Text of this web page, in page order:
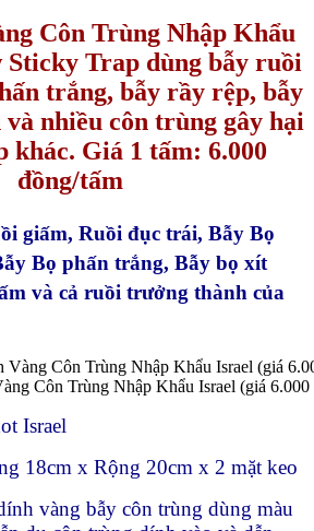
Côn Trùng Nhập Khẩu
Sticky Trap dùng bẫy ruồi
trắng, bẫy rầy rệp, bẫy
và nhiều côn trùng gây hại
khác. Giá 1 tấm: 6.000
đồng/tấm
giấm, Ruồi đục trái, Bẫy Bọ
Bọ phấn trắng, Bẫy bọ xít
và cả ruồi trưởng thành của
Côn Trùng Nhập Khẩu Israel (giá 6.000
Israel
18cm x Rộng 20cm x 2 mặt keo
vàng bẫy côn trùng dùng màu